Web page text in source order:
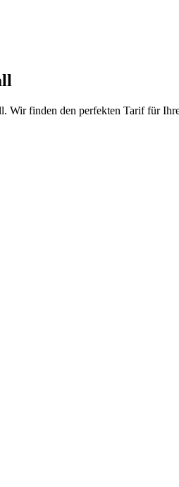
Wir finden den perfekten Tarif für